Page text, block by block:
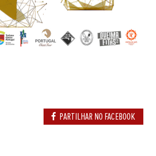
PARTILHAR NO FACEBOOK